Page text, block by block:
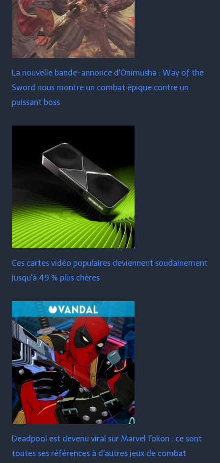
La nouvelle bande-annonce d'Onimusha : Way of the
Sword nous montre un combat épique contre un
puissant boss
Ces cartes vidéo populaires deviennent soudainement
jusqu'à 49 % plus chères
Deadpool est devenu viral sur Marvel Tokon : ce sont
toutes ses références à d'autres jeux de combat